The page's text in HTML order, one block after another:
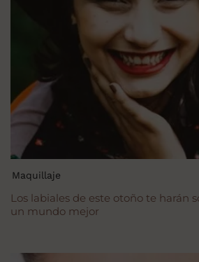
Los labiales de este otoño te harán
un mundo mejor
Maquillaje